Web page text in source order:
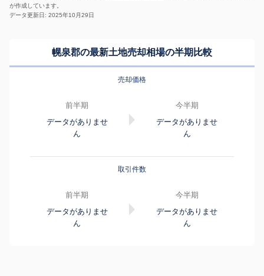
が作成しています。
データ更新日: 2025年10月29日
幌泉郡の最新土地売却相場の半期比較
売却価格
前半期
データがありませ
ん
今半期
データがありませ
ん
取引件数
前半期
データがありませ
ん
今半期
データがありませ
ん